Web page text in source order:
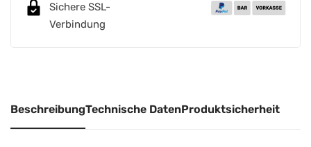
Sichere SSL-
Verbindung
BeschreibungTechnische DatenProduktsicherheit